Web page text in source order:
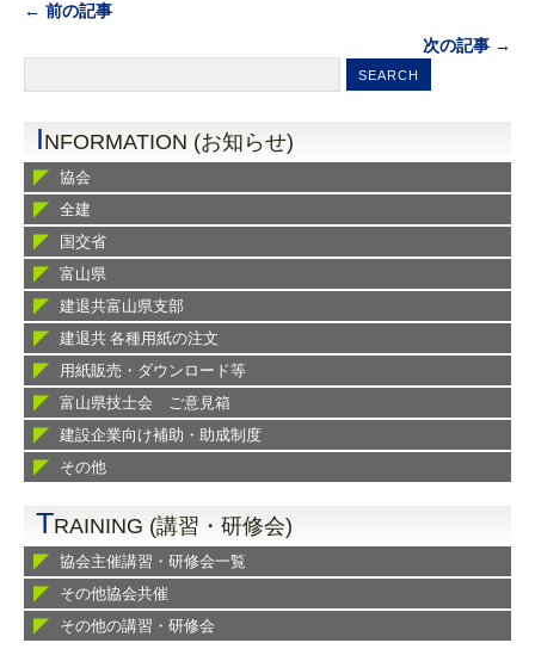
← 前の記事
次の記事 →
INFORMATION (お知らせ)
協会
全建
国交省
富山県
建退共富山県支部
建退共 各種用紙の注文
用紙販売・ダウンロード等
富山県技士会 ご意見箱
建設企業向け補助・助成制度
その他
TRAINING (講習・研修会)
協会主催講習・研修会一覧
その他協会共催
その他の講習・研修会